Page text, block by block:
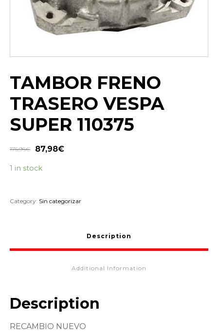
TAMBOR FRENO
TRASERO VESPA
SUPER 110375
175,96€ 87,98€
1 in stock
Category: Sin categorizar
Description
Additional Information
Description
RECAMBIO NUEVO